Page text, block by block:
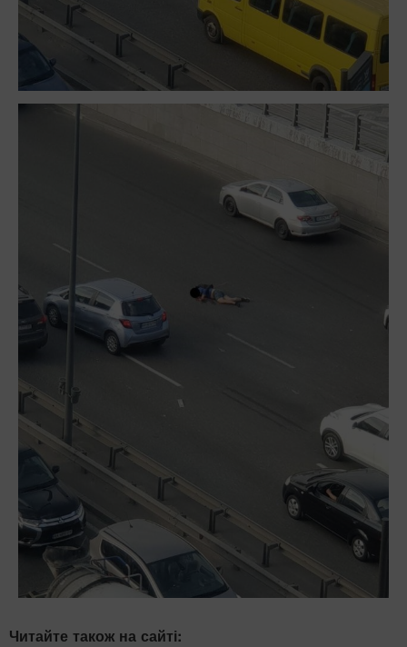
Читайте також на сайті: